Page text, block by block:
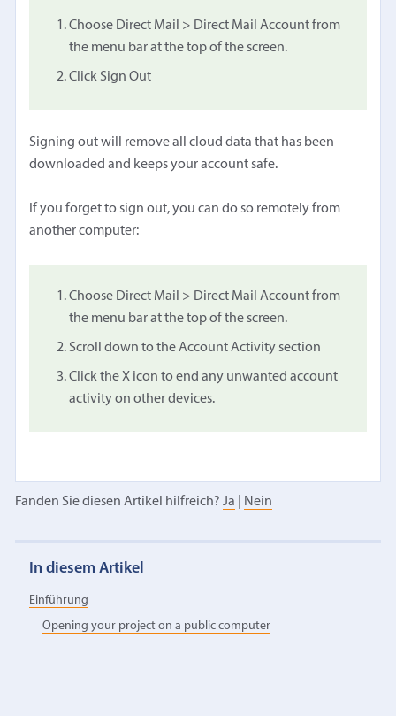
Choose Direct Mail > Direct Mail Account from
the menu bar at the top of the screen.
Click Sign Out
Signing out will remove all cloud data that has been
downloaded and keeps your account safe.
If you forget to sign out, you can do so remotely from
another computer:
Choose Direct Mail > Direct Mail Account from
the menu bar at the top of the screen.
Scroll down to the Account Activity section
Click the X icon to end any unwanted account
activity on other devices.
Fanden Sie diesen Artikel hilfreich? Ja Nein
In diesem Artikel
Einführung
Opening your project on a public computer